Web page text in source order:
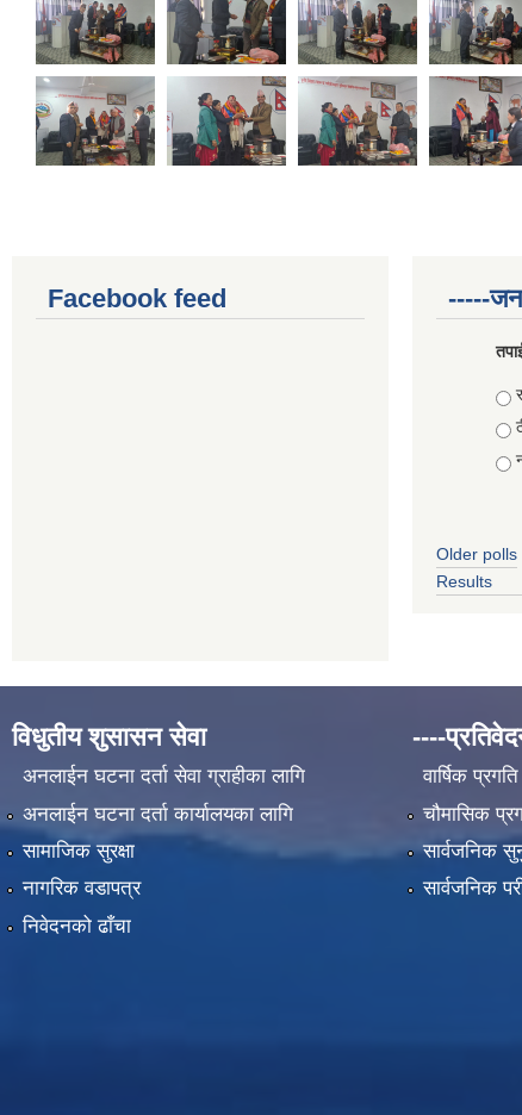
Facebook feed -----
Older polls
Results
विधुतीय शुसासन सेवा
अनलाईन घटना दर्ता सेवा ग्राहीका लागि
अनलाईन घटना दर्ता कार्यालयका लागि
सामाजिक सुरक्षा
नागरिक वडापत्र
निवेदनको ढाँचा
----
वार्षिक
चौमासिक
सार्वजनिक
सार्वजनिक